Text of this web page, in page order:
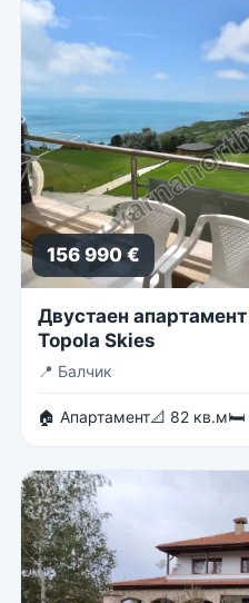
156 990 €
Двустаен
Topola Skies
📍 Балчик
🏠 Апартамент📐 82 кв.м🛏